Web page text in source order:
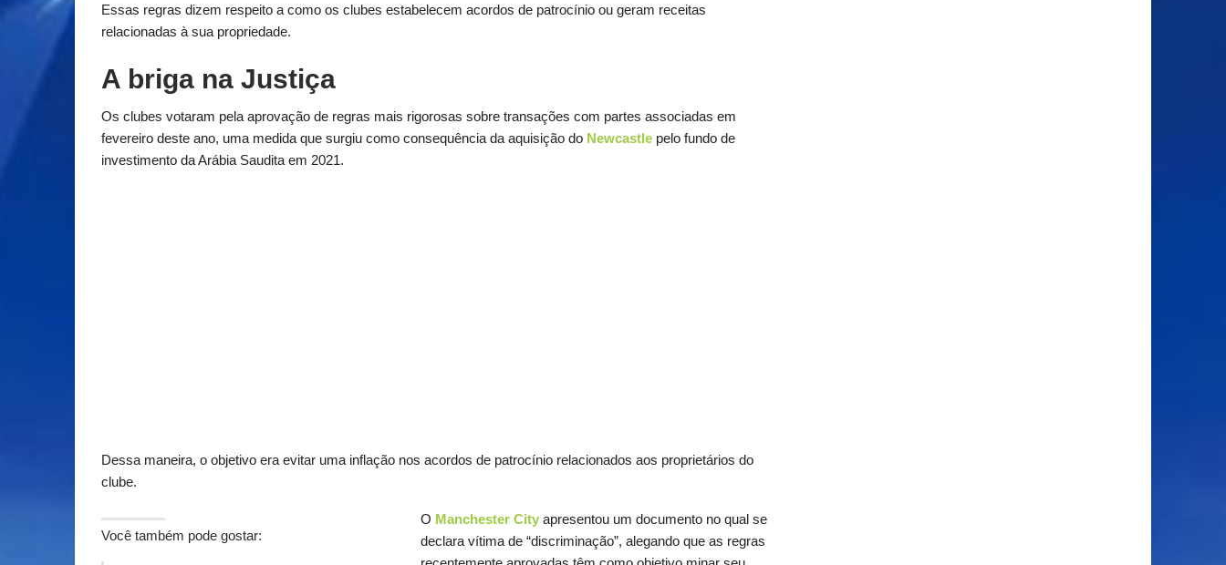
Essas regras dizem respeito a como os clubes estabelecem acordos de patrocínio ou geram receitas
relacionadas à sua propriedade.
A briga na Justiça
Os clubes votaram pela aprovação de regras mais rigorosas sobre transações com partes associadas em
fevereiro deste ano, uma medida que surgiu como consequência da aquisição do Newcastle pelo fundo de
investimento da Arábia Saudita em 2021.
Dessa maneira, o objetivo era evitar uma inflação nos acordos de patrocínio relacionados aos proprietários do
clube.
Você também pode gostar:
O Manchester City apresentou um documento no qual se
declara vítima de “discriminação”, alegando que as regras